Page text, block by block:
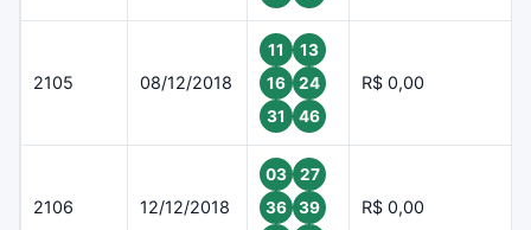
2105 08/12/2018
11
13
16
24
31
46
R$ 0,00
2106 12/12/2018
03
27
36
39
R$ 0,00